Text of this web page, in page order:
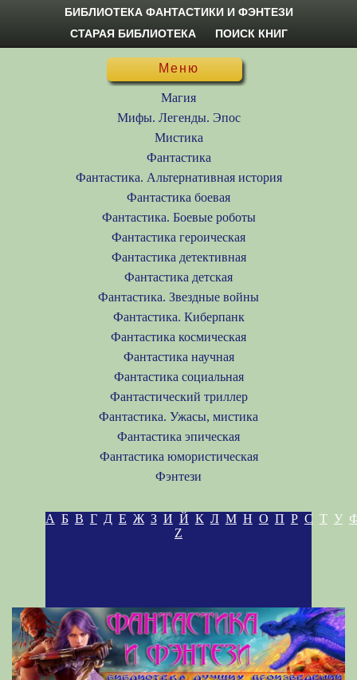
БИБЛИОТЕКА ФАНТАСТИКИ И ФЭНТЕЗИ
СТАРАЯ БИБЛИОТЕКА
ПОИСК КНИГ
Меню
Магия
Мифы. Легенды. Эпос
Мистика
Фантастика
Фантастика. Альтернативная история
Фантастика боевая
Фантастика. Боевые роботы
Фантастика героическая
Фантастика детективная
Фантастика детская
Фантастика. Звездные войны
Фантастика. Киберпанк
Фантастика космическая
Фантастика научная
Фантастика социальная
Фантастический триллер
Фантастика. Ужасы, мистика
Фантастика эпическая
Фантастика юмористическая
Фэнтези
А Б В Г Д Е Ж З И Й К Л М Н О П Р С Т У
Z